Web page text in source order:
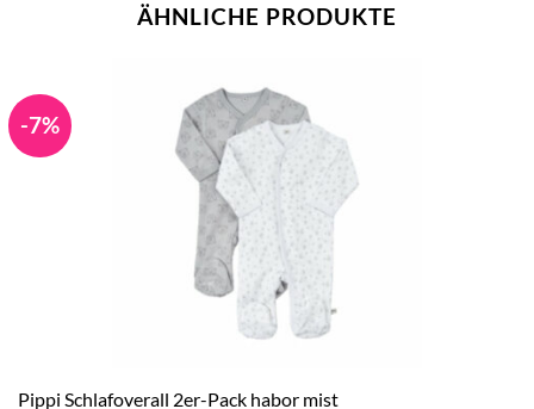
ÄHNLICHE PRODUKTE
-7%
Pippi Schlafoverall 2er-Pack habor mist